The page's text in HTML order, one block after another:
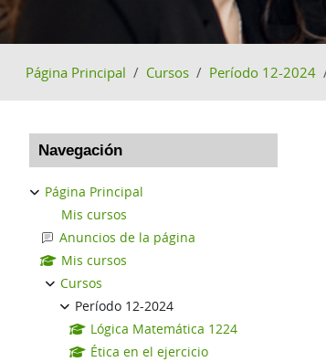
Página Principal Cursos Período 12-2024
Bloques
Navegación
Página Principal
Mis cursos
Anuncios de la página
Mis cursos
Cursos
Período 12-2024
Lógica Matemática 1224
Ética en el ejercicio